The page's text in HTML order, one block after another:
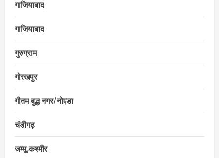
गाजियाबाद
गाजियाबाद
गुरुग्राम
गोरखपुर
गौतम बुद्ध नगर/नोएडा
चंडीगढ़
जम्मू‑कश्मीर